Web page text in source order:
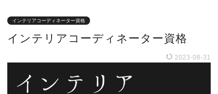
インテリアコーディネーター資格
インテリアコーディネーター資格
2023-08-31